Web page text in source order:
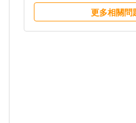
更多相關問